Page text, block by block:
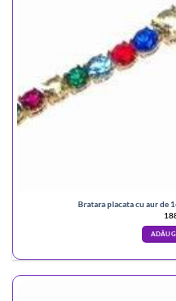
Bratara placata cu aur de